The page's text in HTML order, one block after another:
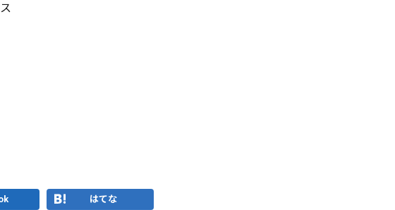
はてな